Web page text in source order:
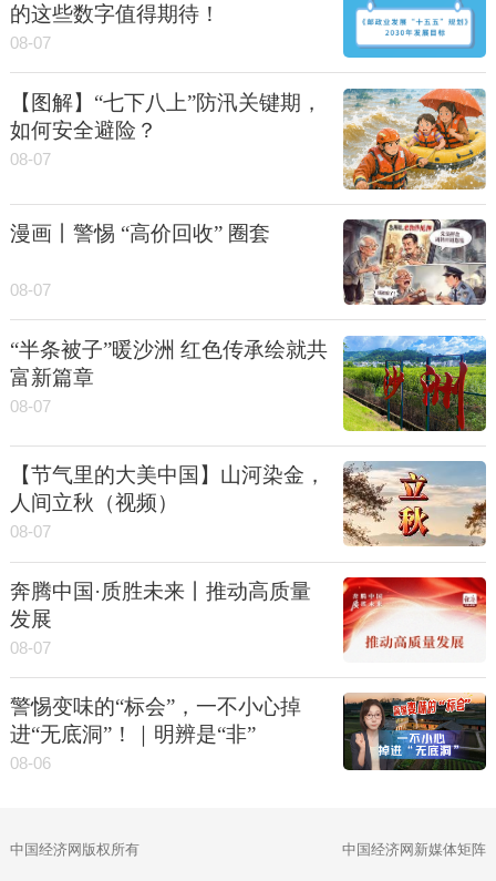
的这些数字值得期待！
08-07
【图解】“七下八上”防汛关键期，
如何安全避险？
08-07
漫画丨警惕 “高价回收” 圈套
08-07
“半条被子”暖沙洲 红色传承绘就共
富新篇章
08-07
【节气里的大美中国】山河染金，
人间立秋（视频）
08-07
奔腾中国·质胜未来丨推动高质量
发展
08-07
警惕变味的“标会”，一不小心掉
进“无底洞”！｜明辨是“非”
08-06
中国经济网版权所有 中国经济网新媒体矩阵